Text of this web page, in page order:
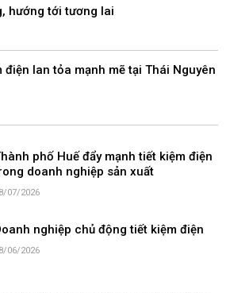
hướng tới tương lai
điện lan tỏa mạnh mẽ tại Thái Nguyên
phố Huế đẩy mạnh tiết kiệm điện
doanh nghiệp sản xuất
07/2026
nghiệp chủ động tiết kiệm điện
06/2026